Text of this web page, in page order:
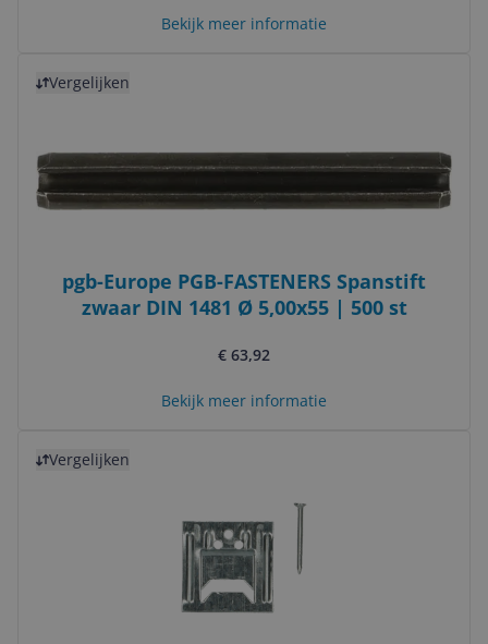
Bekijk meer informatie
Vergelijken
pgb-Europe PGB-FASTENERS Spanstift
zwaar DIN 1481 Ø 5,00x55 | 500 st
€ 63,92
Bekijk meer informatie
Vergelijken